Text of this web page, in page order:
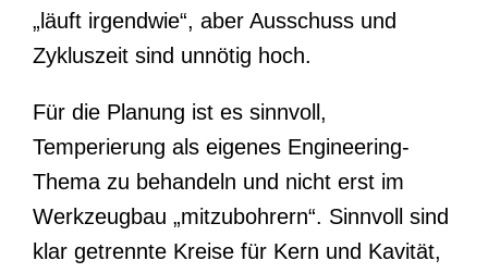
„läuft irgendwie“, aber Ausschuss und
Zykluszeit sind unnötig hoch.
Für die Planung ist es sinnvoll,
Temperierung als eigenes Engineering-
Thema zu behandeln und nicht erst im
Werkzeugbau „mitzubohrern“. Sinnvoll sind
klar getrennte Kreise für Kern und Kavität,